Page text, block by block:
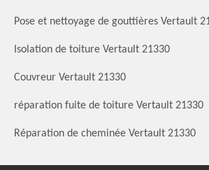
Pose et nettoyage de gouttières Vertault
Isolation de toiture Vertault 21330
Couvreur Vertault 21330
réparation fuite de toiture Vertault 21330
Réparation de cheminée Vertault 21330